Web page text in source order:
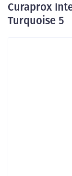
Curaprox
Turquoise 5